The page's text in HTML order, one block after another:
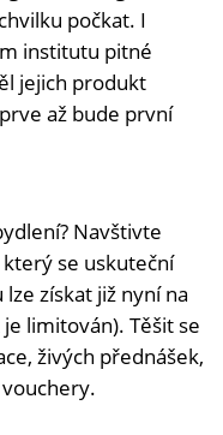
počkat. I
institutu pitné
jejich produkt
až bude první
Navštivte
se uskuteční
získat již nyní na
limitován). Těšit se
živých přednášek,